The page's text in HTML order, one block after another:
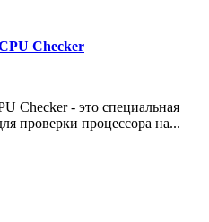
Checker
Checker - это специальная
проверки процессора на...